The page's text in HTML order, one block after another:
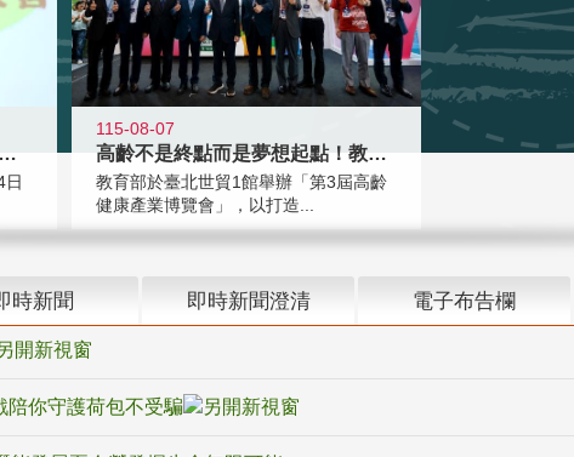
跨越限制，探索潛能！115年多元潛
日
115-08-07
高齡不是終點而是夢想起點！教育部打
教育部於臺北世貿1館舉辦「第3屆高齡
健康產業博覽會」，以打造...
時新聞 即時新聞澄清 電子布告欄
陪你守護荷包不受騙